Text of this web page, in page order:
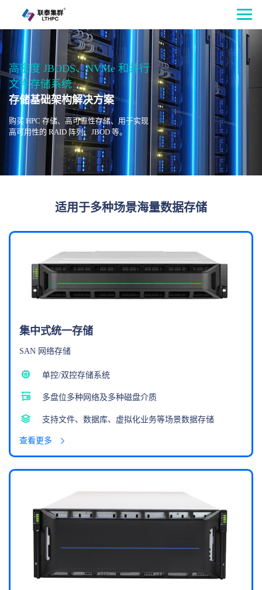
高密度 JBODS、NVMe 和并行
文件存储系统
存储基础架构解决方案
购买 HPC 存储、高可靠性存储、用于实现
高可用性的 RAID 阵列、JBOD 等。
适用于多种场景海量数据存储
集中式统一存储
SAN 网络存储
单控/双控存储系统
多盘位多种网络及多种磁盘介质
支持文件、数据库、虚拟化业务等场景数据存储
查看更多